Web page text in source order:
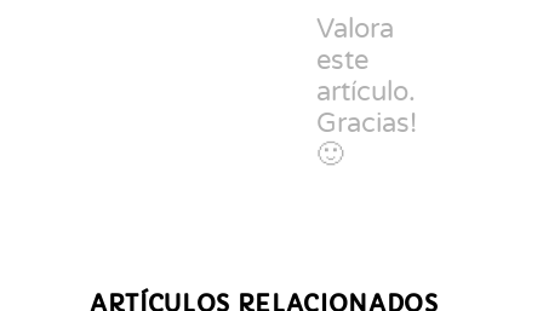
Valora
este
artículo.
Gracias!
🙂
ARTÍCULOS RELACIONADOS